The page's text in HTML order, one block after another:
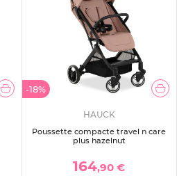
-18%
HAUCK
Poussette compacte travel n care
plus hazelnut
164,90 €